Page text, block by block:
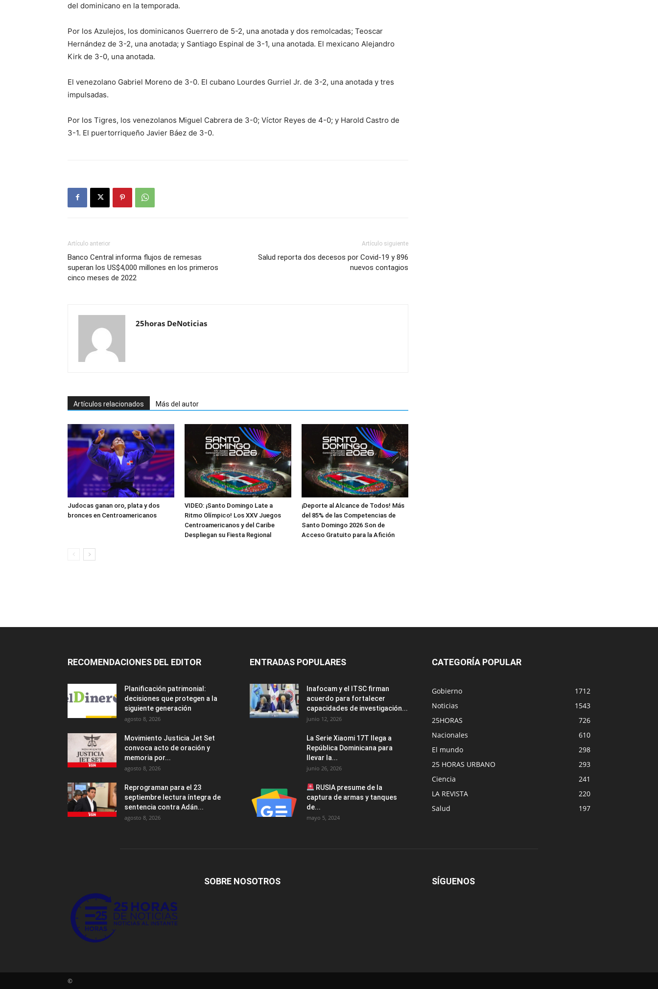
del dominicano en la temporada.
Por los Azulejos, los dominicanos Guerrero de 5-2, una anotada y dos remolcadas; Teoscar
Hernández de 3-2, una anotada; y Santiago Espinal de 3-1, una anotada. El mexicano Alejandro
Kirk de 3-0, una anotada.
El venezolano Gabriel Moreno de 3-0. El cubano Lourdes Gurriel Jr. de 3-2, una anotada y tres
impulsadas.
Por los Tigres, los venezolanos Miguel Cabrera de 3-0; Víctor Reyes de 4-0; y Harold Castro de
3-1. El puertorriqueño Javier Báez de 3-0.
Artículo anterior
Banco Central informa flujos de remesas
superan los US$4,000 millones en los primeros
cinco meses de 2022
Artículo siguiente
Salud reporta dos decesos por Covid-19 y 896
nuevos contagios
25horas DeNoticias
Artículos relacionados Más del autor
Judocas ganan oro, plata y dos
bronces en Centroamericanos
VIDEO: ¡Santo Domingo Late a
Ritmo Olímpico! Los XXV Juegos
Centroamericanos y del Caribe
Despliegan su Fiesta Regional
¡Deporte al Alcance de Todos! Más
del 85% de las Competencias de
Santo Domingo 2026 Son de
Acceso Gratuito para la Afición
RECOMENDACIONES DEL EDITOR
Planificación patrimonial:
decisiones que protegen a la
siguiente generación
agosto 8, 2026
Movimiento Justicia Jet Set
convoca acto de oración y
memoria por...
agosto 8, 2026
Reprograman para el 23
septiembre lectura íntegra de
sentencia contra Adán...
agosto 8, 2026
ENTRADAS POPULARES
Inafocam y el ITSC firman
acuerdo para fortalecer
capacidades de investigación...
junio 12, 2026
La Serie Xiaomi 17T llega a
República Dominicana para
llevar la...
junio 26, 2026
RUSIA presume de la
captura de armas y tanques
de...
mayo 5, 2024
CATEGORÍA POPULAR
Gobierno
1712
Noticias
1543
25HORAS
726
Nacionales
610
El mundo
298
25 HORAS URBANO
293
Ciencia
241
LA REVISTA
220
Salud
197
SOBRE NOSOTROS SÍGUENOS
©